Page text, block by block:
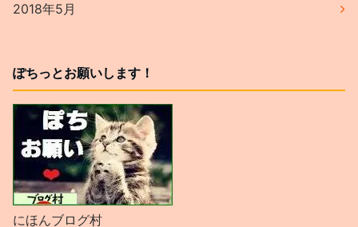
2018年5月
ぽちっとお願いします！
にほんブログ村